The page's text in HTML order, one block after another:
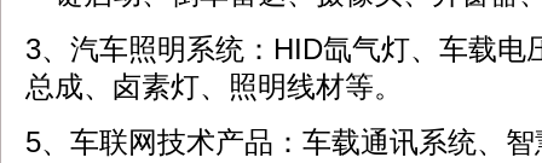
3、汽车照明系统：HID氙气灯、车载电
总成、卤素灯、照明线材等。
5、车联网技术产品：车载通讯系统、